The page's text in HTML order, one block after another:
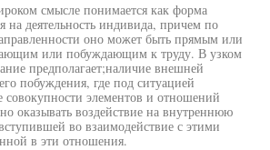
смысле понимается как форма
на деятельность индивида, причем по
оно может быть прямым или
или побуждающим к труду. В узком
предполагает;наличие внешней
побуждения, где под ситуацией
совокупности элементов и отношений
оказывать воздействие на внутреннюю
во взаимодействие с этими
в эти отношения.